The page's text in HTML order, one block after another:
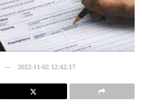
2022-11-02 12:42:17